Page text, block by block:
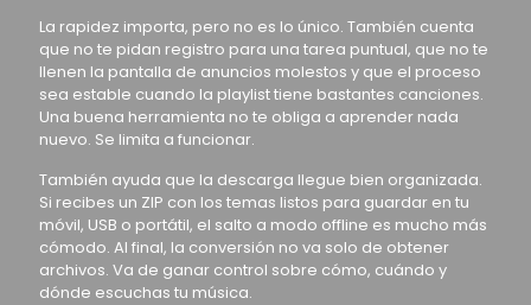
La rapidez importa, pero no es lo único. También cuenta
que no te pidan registro para una tarea puntual, que no te
llenen la pantalla de anuncios molestos y que el proceso
sea estable cuando la playlist tiene bastantes canciones.
Una buena herramienta no te obliga a aprender nada
nuevo. Se limita a funcionar.
También ayuda que la descarga llegue bien organizada.
Si recibes un ZIP con los temas listos para guardar en tu
móvil, USB o portátil, el salto a modo offline es mucho más
cómodo. Al final, la conversión no va solo de obtener
archivos. Va de ganar control sobre cómo, cuándo y
dónde escuchas tu música.